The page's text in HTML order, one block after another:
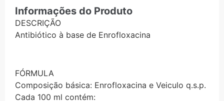
Informações do Produto
DESCRIÇÃO
Antibiótico à base de Enrofloxacina
FÓRMULA
Composição básica: Enrofloxacina e Veiculo q.s.p.
Cada 100 ml contém: